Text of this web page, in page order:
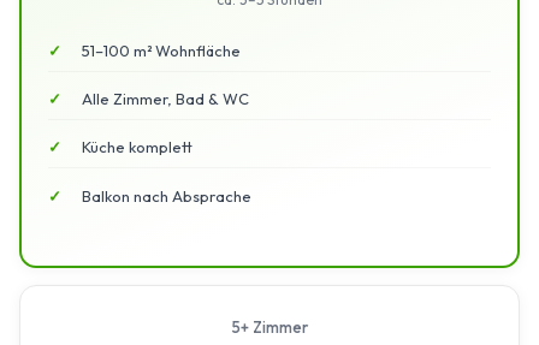
51–100 m² Wohnfläche
Alle Zimmer, Bad & WC
Küche komplett
Balkon nach Absprache
5+ Zimmer